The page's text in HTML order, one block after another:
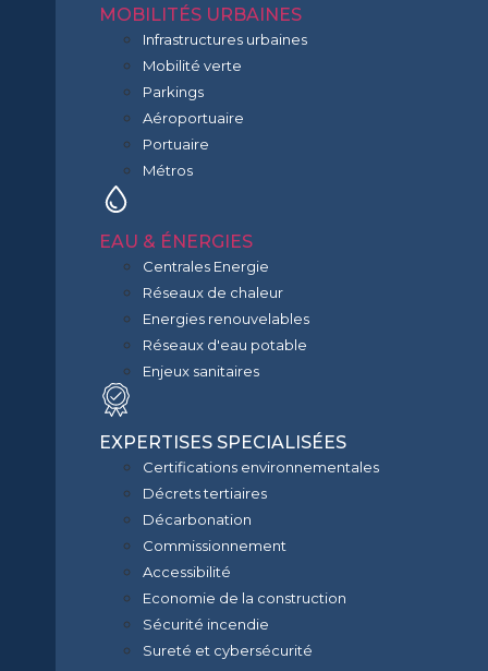
MOBILITÉS URBAINES
Infrastructures urbaines
Mobilité verte
Parkings
Aéroportuaire
Portuaire
Métros
EAU & ÉNERGIES
Centrales Energie
Réseaux de chaleur
Energies renouvelables
Réseaux d'eau potable
Enjeux sanitaires
EXPERTISES SPECIALISÉES
Certifications environnementales
Décrets tertiaires
Décarbonation
Commissionnement
Accessibilité
Economie de la construction
Sécurité incendie
Sureté et cybersécurité